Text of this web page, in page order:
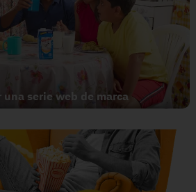
serie web de marca